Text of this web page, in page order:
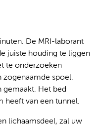
De MRI-laborant
juiste houding te liggen
te onderzoeken
zogenaamde spoel.
Het bed
heeft van een tunnel.
lichaamsdeel, zal uw